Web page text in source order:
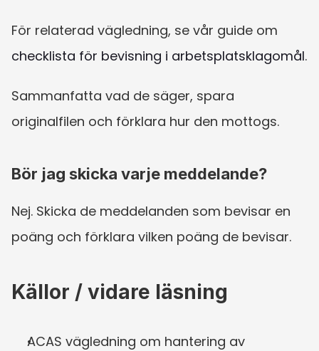
checklista för bevisning i arbetsplatsklagomål.
Sammanfatta vad de säger, spara
originalfilen och förklara hur den mottogs.
Bör jag skicka varje meddelande?
Nej. Skicka de meddelanden som bevisar en
poäng och förklara vilken poäng de bevisar.
Källor / vidare läsning
ACAS vägledning om hantering av